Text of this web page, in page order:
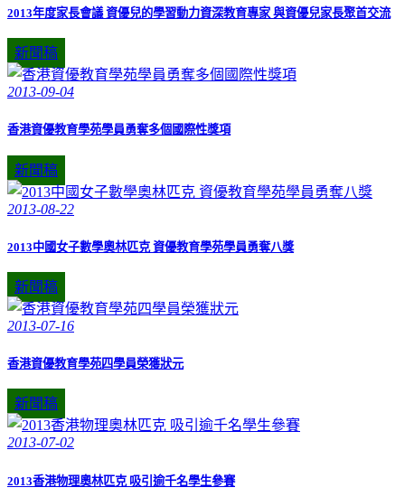
2013年度家長會議 資優兒的學習動力資深教育專家 與資優兒家長聚首交流
新聞稿
2013-09-04
香港資優教育學苑學員勇奪多個國際性獎項
新聞稿
2013-08-22
2013中國女子數學奧林匹克 資優教育學苑學員勇奪八獎
新聞稿
2013-07-16
香港資優教育學苑四學員榮獲狀元
新聞稿
2013-07-02
2013香港物理奧林匹克 吸引逾千名學生參賽